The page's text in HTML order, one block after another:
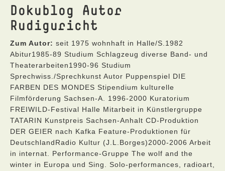
Dokublog Autor
Rudiguricht
Zum Autor: seit 1975 wohnhaft in Halle/S.1982
Abitur1985-89 Studium Schlagzeug diverse Band- und
Theaterarbeiten1990-96 Studium
Sprechwiss./Sprechkunst Autor Puppenspiel DIE
FARBEN DES MONDES Stipendium kulturelle
Filmförderung Sachsen-A. 1996-2000 Kuratorium
FREIWILD-Festival Halle Mitarbeit in Künstlergruppe
TATARIN Kunstpreis Sachsen-Anhalt CD-Produktion
DER GEIER nach Kafka Feature-Produktionen für
DeutschlandRadio Kultur (J.L.Borges)2000-2006 Arbeit
in internat. Performance-Gruppe The wolf and the
winter in Europa und Sing. Solo-performances, radioart,